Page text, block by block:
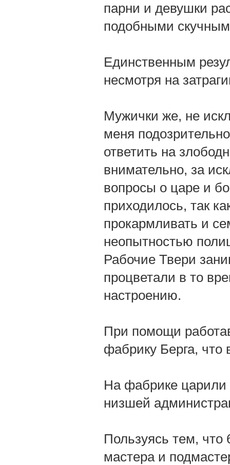
парни и девушки
подобными
Единственным
несмотря на
Мужички же, не
меня
ответить на
внимательно, за
вопросы о царе и
приходилось, так
прокармливать и
неопытностью
Рабочие Твери
процветали в то
настроению.
При помощи
фабрику Берга, что
На фабрике царили
низшей
Пользуясь тем,
мастера и